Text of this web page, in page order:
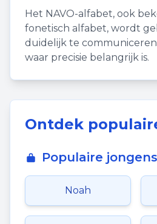
Het NAVO-alfabet, ook
fonetisch alfabet, wordt
duidelijk te
waar precisie belangrijk is.
Ontdek
Populaire
Noah